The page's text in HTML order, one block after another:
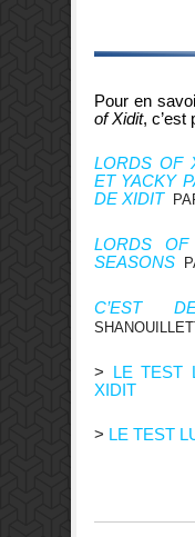
Pour en
of Xidit, c’est
LORDS OF
ET YACKY
DE XIDIT
LORDS OF
SEASONS
C’EST
> LE TEST
XIDIT
> LE TEST